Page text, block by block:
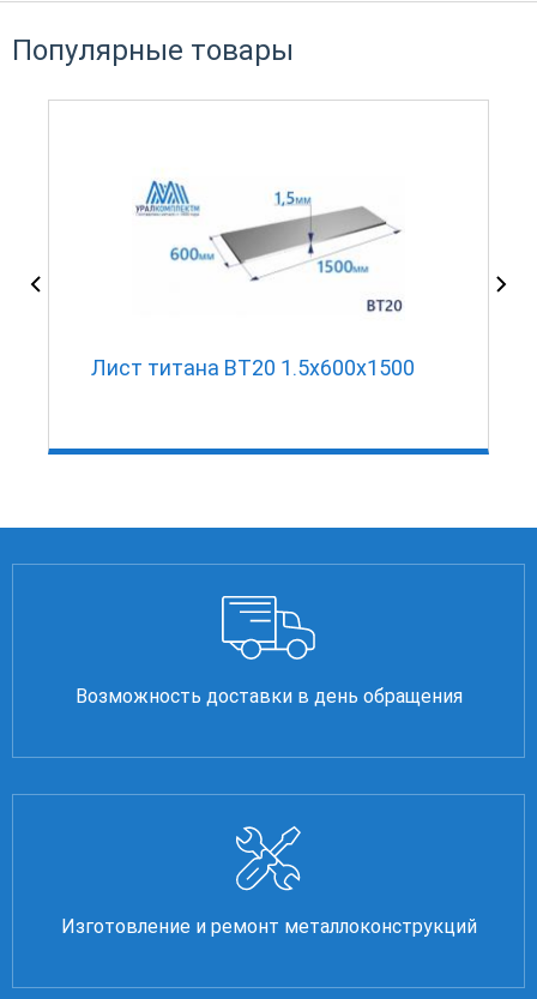
Популярные товары
Лист титана ВТ20 1.5х600х1500
Возможность доставки в день обращения
Изготовление и ремонт металлоконструкций